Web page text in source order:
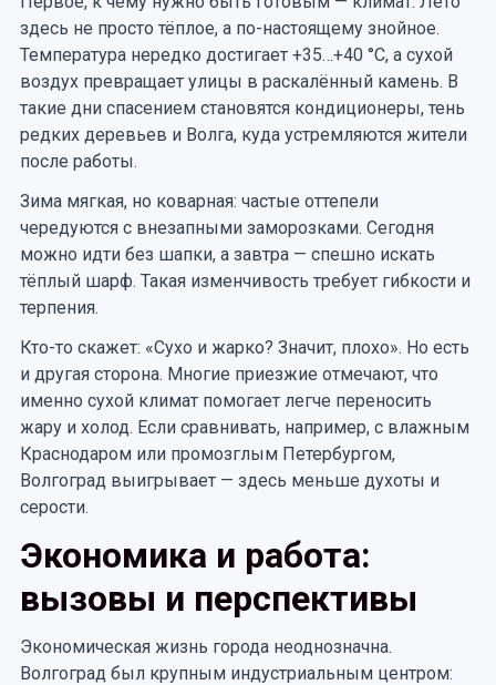
здесь не просто тёплое, а по-настоящему знойное.
Температура нередко достигает +35…+40 °C, а сухой
воздух превращает улицы в раскалённый камень. В
такие дни спасением становятся кондиционеры, тень
редких деревьев и Волга, куда устремляются жители
после работы.
Зима мягкая, но коварная: частые оттепели
чередуются с внезапными заморозками. Сегодня
можно идти без шапки, а завтра — спешно искать
тёплый шарф. Такая изменчивость требует гибкости и
терпения.
Кто-то скажет: «Сухо и жарко? Значит, плохо». Но есть
и другая сторона. Многие приезжие отмечают, что
именно сухой климат помогает легче переносить
жару и холод. Если сравнивать, например, с влажным
Краснодаром или промозглым Петербургом,
Волгоград выигрывает — здесь меньше духоты и
серости.
Экономика и работа:
вызовы и перспективы
Экономическая жизнь города неоднозначна.
Волгоград был крупным индустриальным центром: